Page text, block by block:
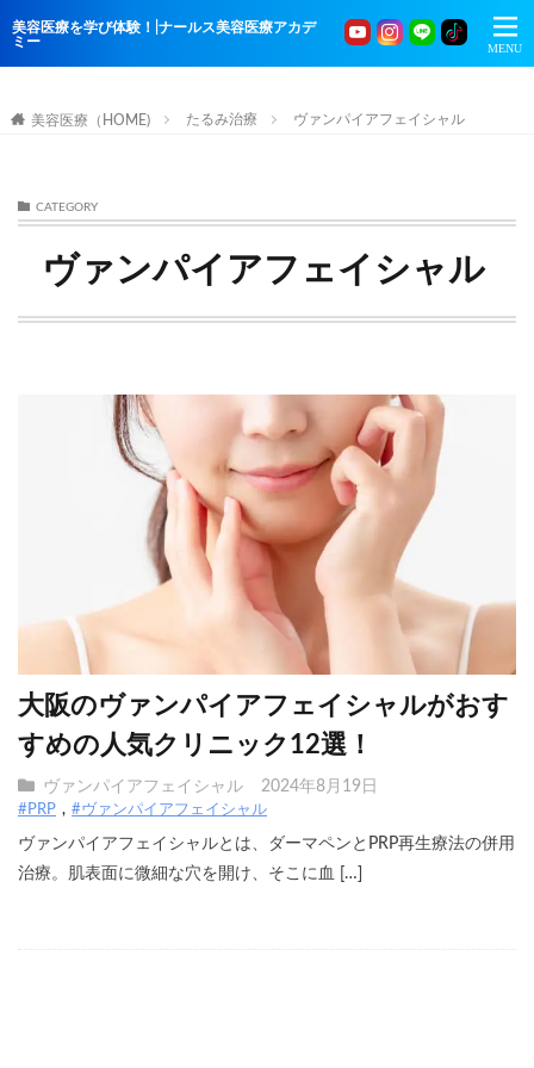
美容医療を学び体験！|ナールス美容医療アカデ
ミー
美容医療（HOME) たるみ治療 ヴァンパイアフェイシャル
CATEGORY
ヴァンパイアフェイシャル
大阪のヴァンパイアフェイシャルがおす
すめの人気クリニック12選！
ヴァンパイアフェイシャル 2024年8月19日
#PRP #ヴァンパイアフェイシャル
ヴァンパイアフェイシャルとは、ダーマペンとPRP再生療法の併用
治療。肌表面に微細な穴を開け、そこに血 […]